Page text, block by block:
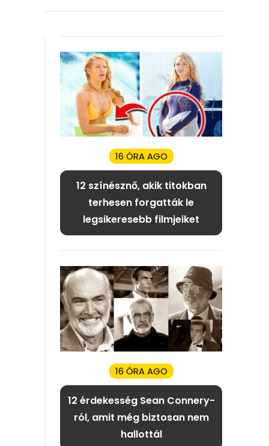
16 ÓRA AGO
12 színésznő, akik titokban
terhesen forgatták le
legsikeresebb filmjeiket
16 ÓRA AGO
12 érdekesség Sean Connery-
ról, amit még biztosan nem
hallottál